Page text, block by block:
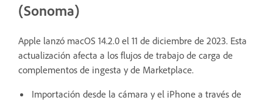
(Sonoma)
Apple lanzó macOS 14.2.0 el 11 de diciembre de 2023. Esta
actualización afecta a los flujos de trabajo de carga de
complementos de ingesta y de Marketplace.
Importación desde la cámara y el iPhone a través de